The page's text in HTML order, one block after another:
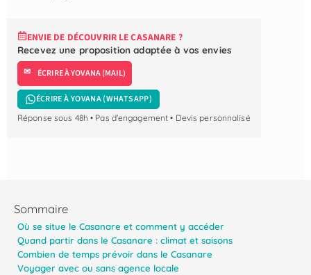
ENVIE DE DÉCOUVRIR LE CASANARE ?
Recevez une proposition adaptée à vos envies
ÉCRIRE À YOVANA (MAIL)
ÉCRIRE À YOVANA (WHATSAPP)
Réponse sous 48h • Pas d’engagement • Devis personnalisé
Sommaire
Où se situe le Casanare et comment y accéder
Quand partir dans le Casanare : climat et saisons
Combien de temps prévoir dans le Casanare
Voyager avec ou sans agence locale